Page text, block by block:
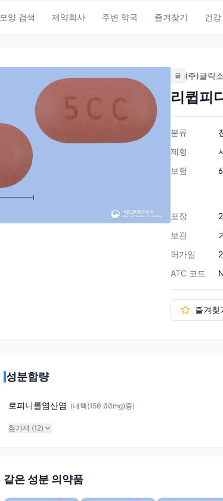
모양 검색 제약회사 주변 약국 즐겨찾기 건
글 (주)글락
리큅피
분류
제형
보험
포장
보관
허가일
ATC 코드
즐겨찾
성분함량
로피니롤염산염 (내핵(150.00mg)중)
첨가제 (12)
같은 성분 의약품